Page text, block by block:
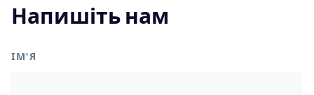
Напишіть нам
ІМ'Я